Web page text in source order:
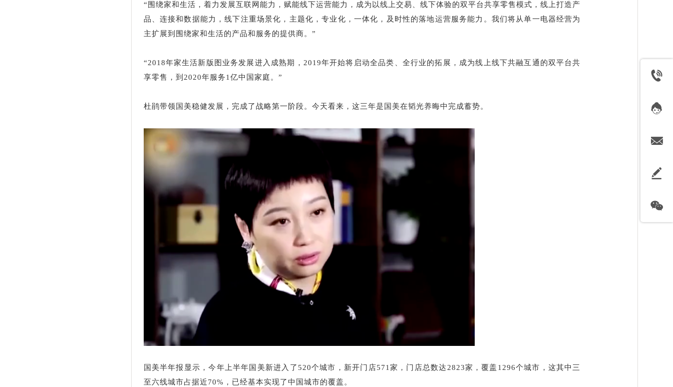
“围绕家和生活，着力发展互联网能力，赋能线下运营能力，成为以线上交易、线下体验的双平台共享零售模式，线上打造产
品、连接和数据能力，线下注重场景化，主题化，专业化，一体化，及时性的落地运营服务能力。我们将从单一电器经营为
主扩展到围绕家和生活的产品和服务的提供商。”
“2018年家生活新版图业务发展进入成熟期，2019年开始将启动全品类、全行业的拓展，成为线上线下共融互通的双平台共
享零售，到2020年服务1亿中国家庭。”
杜鹃带领国美稳健发展，完成了战略第一阶段。今天看来，这三年是国美在韬光养晦中完成蓄势。
国美半年报显示，今年上半年国美新进入了520个城市，新开门店571家，门店总数达2823家，覆盖1296个城市，这其中三
至六线城市占据近70%，已经基本实现了中国城市的覆盖。